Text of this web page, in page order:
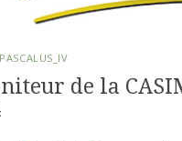
PASCALUS_IV
de la